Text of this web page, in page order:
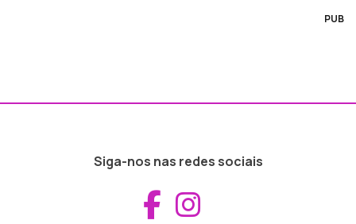
PUB
Siga-nos nas redes sociais
Aceder ao